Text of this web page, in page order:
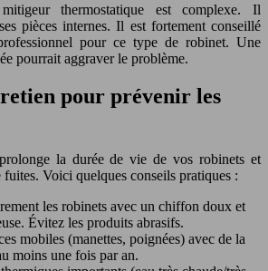
thermostatique est complexe. Il
pièces internes. Il est fortement conseillé
pour ce type de robinet. Une
pourrait aggraver le problème.
pour prévenir les
la durée de vie de vos robinets et
Voici quelques conseils pratiques :
les robinets avec un chiffon doux et
Évitez les produits abrasifs.
mobiles (manettes, poignées) avec de la
moins une fois par an.